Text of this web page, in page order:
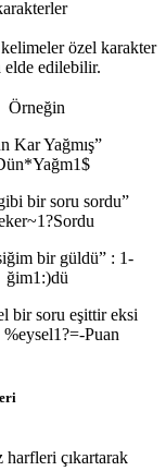
özel karakter
edilebilir.
Örneğin
Kar Yağmış”
bir soru sordu”
bir güldü” : 1-
ğim1:)dü
bir soru eşittir eksi
%eysel1?=-Puan
harfleri çıkartarak